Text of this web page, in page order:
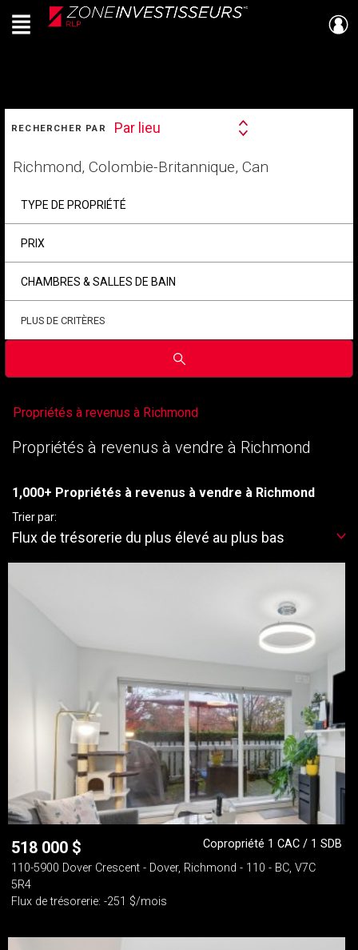
Live
En Direct
Menu
RECHERCHER PAR
Search
Par lieu
votre
TYPE DE PROPRIÉTÉ
PRIX
CHAMBRES & SALLES DE BAIN
PLUS DE CRITÈRES
Soumettre
Propriétés à revenus à Richmond
Propriétés à revenus à vendre à Richmond
1,000+ Propriétés à revenus à vendre à Richmond
Trier par:
Flux de trésorerie du plus élevé au plus bas
518 000 $
Copropriété 1 CAC / 1 SDB
110-5900 Dover Crescent - Dover, Richmond - 110 - BC, V7C
5R4
Flux de trésorerie: -251 $/mois